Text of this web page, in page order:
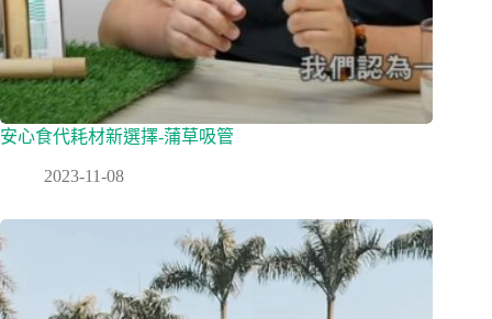
安心食代耗材新選擇-蒲草吸管
2023-11-08